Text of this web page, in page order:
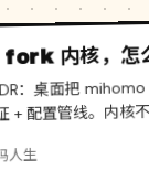
fork 内核，怎
：桌面把
+ 配置管线。内核
人生